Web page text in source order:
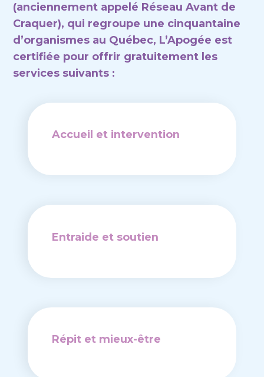
(anciennement appelé Réseau Avant de
Craquer), qui regroupe une cinquantaine
d’organismes au Québec, L’Apogée est
certifiée pour offrir gratuitement les
services suivants :
Accueil et intervention
Entraide et soutien
Répit et mieux-être